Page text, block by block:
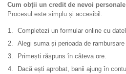
Cum obții un credit de nevoi
Procesul este simplu și accesibil:
Completezi un formular online cu
Alegi suma și perioada de rambursare
Primești răspuns în câteva ore.
Dacă ești aprobat, banii ajung în